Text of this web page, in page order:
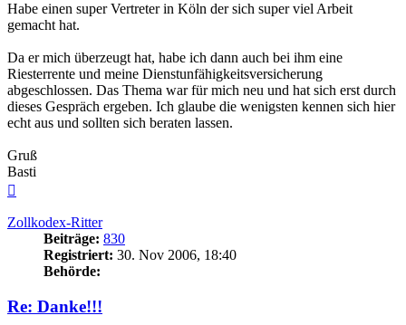
Habe einen super Vertreter in Köln der sich super viel Arbeit
gemacht hat.
Da er mich überzeugt hat, habe ich dann auch bei ihm eine
Riesterrente und meine Dienstunfähigkeitsversicherung
abgeschlossen. Das Thema war für mich neu und hat sich erst durch
dieses Gespräch ergeben. Ich glaube die wenigsten kennen sich hier
echt aus und sollten sich beraten lassen.
Gruß
Basti
Zollkodex-Ritter
Beiträge: 830
Registriert: 30. Nov 2006, 18:40
Behörde:
Re: Danke!!!